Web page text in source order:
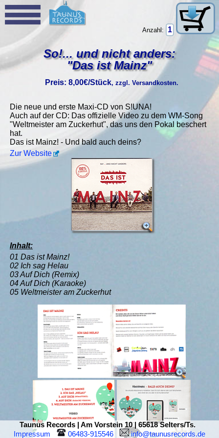
So!... und nicht anders:
"Das ist Mainz"
Preis: 8,00€/Stück, zzgl. Versandkosten.
Anzahl:
Die neue und erste Maxi-CD von S!UNA!
Auch auf der CD: Das offizielle Video zu dem WM-Song
"Weltmeister am Zuckerhut", das uns den Pokal beschert
hat.
Das ist Mainz! - Und bald auch deins?
Zur Website
Inhalt:
01 Das ist Mainz!
02 Ich sag Helau
03 Auf Dich (Remix)
04 Auf Dich (Karaoke)
05 Weltmeister am Zuckerhut
Taunus Records | Am Vorstein 10 | 65618 Selters/Ts.
Impressum
06483-915546 info@taunusrecords.de